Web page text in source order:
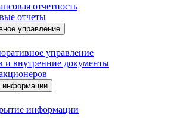
отчетность
отчеты
управление
управление
и внутренние документы
информации
информации